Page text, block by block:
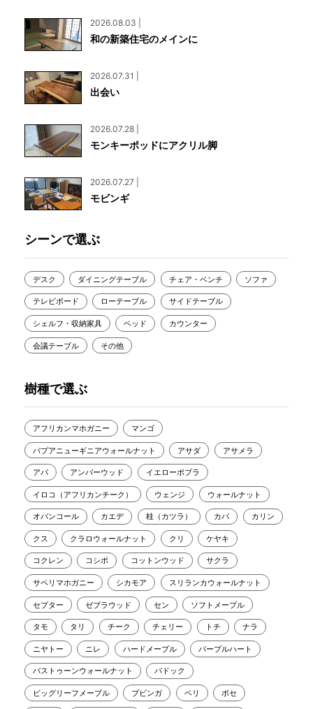
2026.08.03 |
和の新築住宅のメインに
2026.07.31 |
出会い
2026.07.28 |
モンキーポッドにアクリル脚
2026.07.27 |
モビンギ
シーンで選ぶ
デスク ダイニングテーブル チェア・ベンチ ソファ
テレビボード ローテーブル サイドテーブル
シェルフ・収納家具 ベッド カウンター
会議テーブル その他
樹種で選ぶ
アフリカンマホガニー マンゴ
パプアニューギニアウォールナット アサダ アサメラ
アパ アンバーウッド イエローポプラ
イロコ（アフリカンチーク） ウェンジ ウォールナット
オバンコール カエデ 桂（カツラ） カバ カリン
クス クラロウォールナット クリ ケヤキ
コクレン コシポ コットンウッド サクラ
サペリマホガニー シカモア スリランカウォールナット
セプター ゼブラウッド セン ソフトメープル
タモ タリ チーク チェリー トチ ナラ
ニヤトー ニレ ハードメープル パープルハート
バストゥーンウォールナット パドック
ビッグリーフメープル ブビンガ ベリ ボセ